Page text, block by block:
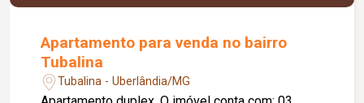
Apartamento para venda no bairro
Tubalina
Tubalina - Uberlândia/MG